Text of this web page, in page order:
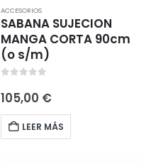
ACCESORIOS
SABANA SUJECION
MANGA CORTA 90cm
(o s/m)
105,00 €
LEER MÁS